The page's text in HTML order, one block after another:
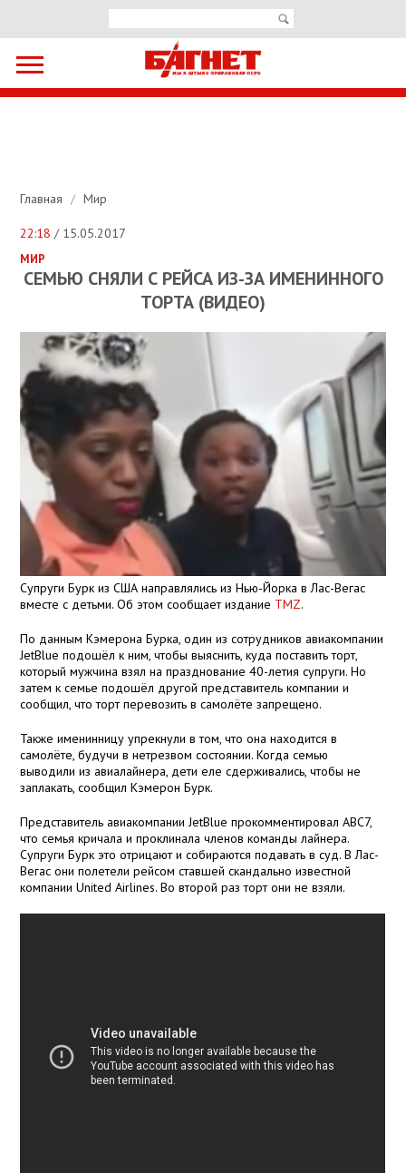
Главная / Мир
22:18 / 15.05.2017
МИР
СЕМЬЮ СНЯЛИ С РЕЙСА ИЗ-ЗА ИМЕНИННОГО
ТОРТА (ВИДЕО)
Супруги Бурк из США направлялись из Нью-Йорка в Лас-Вегас
вместе с детьми. Об этом сообщает издание TMZ.
По данным Кэмерона Бурка, один из сотрудников авиакомпании
JetBlue подошёл к ним, чтобы выяснить, куда поставить торт,
который мужчина взял на празднование 40-летия супруги. Но
затем к семье подошёл другой представитель компании и
сообщил, что торт перевозить в самолёте запрещено.
Также именинницу упрекнули в том, что она находится в
самолёте, будучи в нетрезвом состоянии. Когда семью
выводили из авиалайнера, дети еле сдерживались, чтобы не
заплакать, сообщил Кэмерон Бурк.
Представитель авиакомпании JetBlue прокомментировал ABC7,
что семья кричала и проклинала членов команды лайнера.
Супруги Бурк это отрицают и собираются подавать в суд. В Лас-
Вегас они полетели рейсом ставшей скандально известной
компании United Airlines. Во второй раз торт они не взяли.